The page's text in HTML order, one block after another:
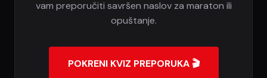
vam preporučiti savršen naslov za maraton ili
opuštanje.
POKRENI KVIZ PREPORUKA 🎬